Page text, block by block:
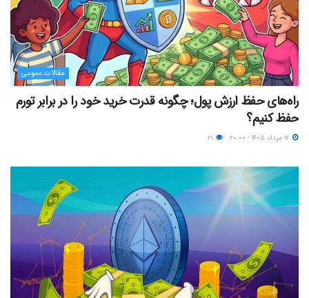
مقالات عمومی
راه‌های حفظ ارزش پول؛ چگونه قدرت خرید خود را در برابر تورم
حفظ کنیم؟